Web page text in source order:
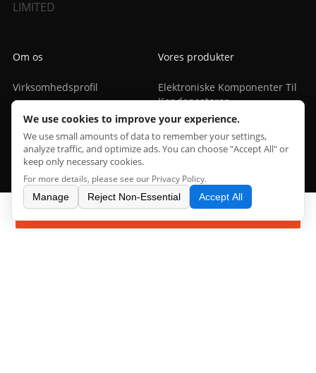
Om os
Virksomhedsprofil
Internationale Certificeringer
Fabriksshow
Vores produkter
Elektroniske Komponenter Til
Kondensatorer
Chip Elektroniske
Komponenter
Grafikkortchip1
IC Elektroniske Komponenter
forespørgsel
We use cookies to improve your experience.
We use small amounts of data to remember your settings,
analyze traffic, and optimize ads. You can choose "Accept All" or
keep only necessary cookies.
For more details, please see our Privacy Policy.
Manage Reject Non-Essential Accept All